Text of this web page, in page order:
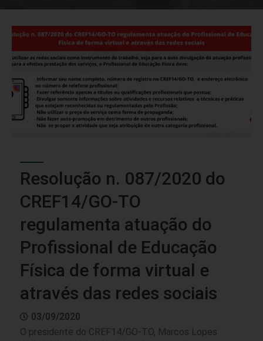
Resolução n. 087/2020 do
CREF14/GO-TO
regulamenta atuação do
Profissional de Educação
Física de forma virtual e
através das redes sociais
03/09/2020
O presidente do CREF14/GO-TO, Marcos Lopes